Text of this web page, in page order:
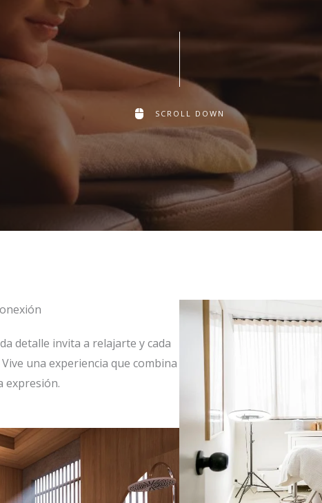
SCROLL DOWN
detalle invita a relajarte y cada
una experiencia que combina
expresión.